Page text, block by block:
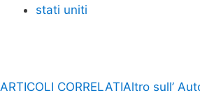
stati uniti
ARTICOLI CORRELATIAltro sull’